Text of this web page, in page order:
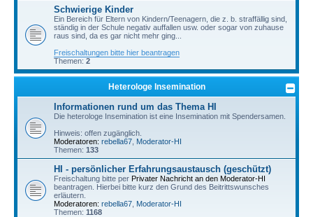
Schwierige Kinder
Ein Bereich für Eltern von Kindern/Teenagern, die z. b. straffällig sind,
ständig in der Schule negativ auffallen usw. oder sogar von zuhause
raus sind, da es gar nicht mehr ging...
Freischaltungen bitte hier beantragen
Themen: 2
Heterologe Insemination
Informationen rund um das Thema HI
Die heterologe Insemination ist eine Insemination mit Spendersamen.
Hinweis: offen zugänglich.
Moderatoren: rebella67 Moderator-HI
Themen: 133
HI - persönlicher Erfahrungsaustausch (geschützt)
Freischaltung bitte per Privater Nachricht an den Moderator-HI
beantragen. Hierbei bitte kurz den Grund des Beitrittswunsches
erläutern.
Moderatoren: rebella67 Moderator-HI
Themen: 1168